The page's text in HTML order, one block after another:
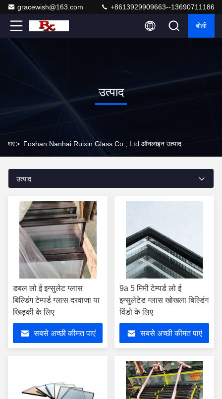
gracewish@163.com +8613929909663--13690711186
बोली
उत्पाद
घर> Foshan Nanhai Ruixin Glass Co., Ltd ऑनलाइन उत्पाद
उत्पाद
डबल लो ई इन्सुलेट ग्लास
बिल्डिंग टेम्पर्ड ग्लास दरवाजा या
खिड़की के लिए
सबसे अच्छी कीमत पाएं
9a 5 मिमी टेम्पर्ड लो ई
इन्सुलेटेड ग्लास खोखला बिल्डिंग
विंडो के लिए
सबसे अच्छी कीमत पाएं